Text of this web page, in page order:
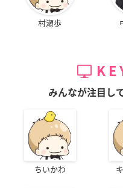
村瀬歩
みんなが注目し
ちいかわ